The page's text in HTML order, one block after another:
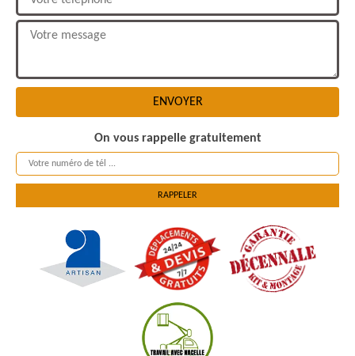
On vous rappelle gratuitement